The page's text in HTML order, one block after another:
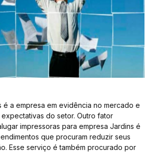
é a empresa em evidência no mercado e
do setor. Outro fator
impressoras para empresa Jardins é
que procuram reduzir seus
Esse serviço é também procurado por